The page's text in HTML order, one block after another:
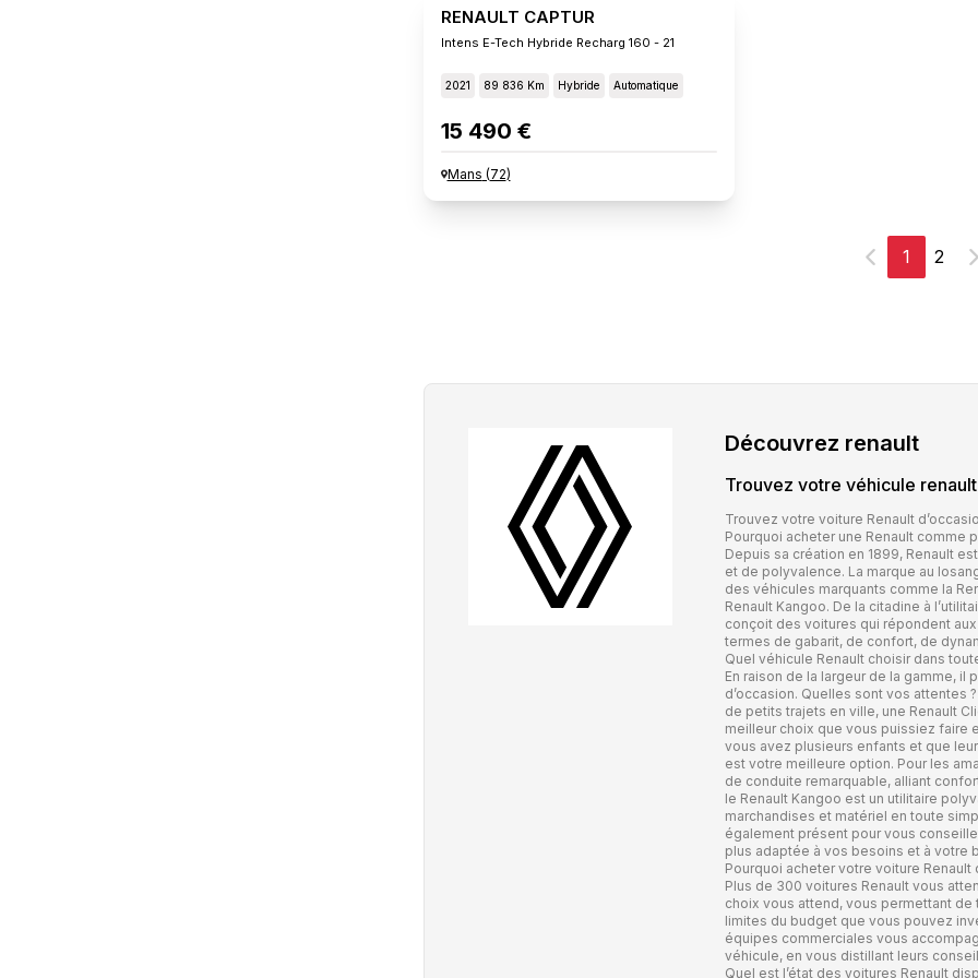
RENAULT CAPTUR
Intens E-Tech Hybride Recharg 160 - 21
2021 89 836 Km Hybride Automatique
15 490 €
Mans (72)
Précédent
1 2
Découvrez renault
Trouvez votre véhicule renault
Trouvez votre voiture Renault
Pourquoi acheter une Renault comme
Depuis sa création en 1899, Renault
et de polyvalence. La marque au
des véhicules marquants comme la
Renault Kangoo. De la citadine à
conçoit des voitures qui répondent
termes de gabarit, de confort, de
Quel véhicule Renault choisir dans
En raison de la largeur de la gamme,
d’occasion. Quelles sont vos attentes
de petits trajets en ville, une Renault
meilleur choix que vous puissiez faire
vous avez plusieurs enfants et que
est votre meilleure option. Pour les
de conduite remarquable, alliant
le Renault Kangoo est un utilitaire
marchandises et matériel en toute
également présent pour vous
plus adaptée à vos besoins et à votre
Pourquoi acheter votre voiture Renault
Plus de 300 voitures Renault vous
choix vous attend, vous permettant
limites du budget que vous pouvez
équipes commerciales vous
véhicule, en vous distillant leurs
Quel est l’état des voitures Renault